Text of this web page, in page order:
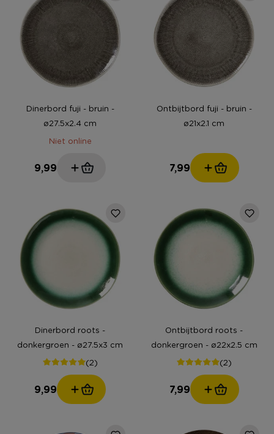
Dinerbord fuji - bruin -
ø27.5x2.4 cm
Niet online
9,99
Ontbijtbord fuji - bruin -
ø21x2.1 cm
7,99
Dinerbord roots -
donkergroen - ø27.5x3 cm
(2)
9,99
Ontbijtbord roots -
donkergroen - ø22x2.5 cm
(2)
7,99